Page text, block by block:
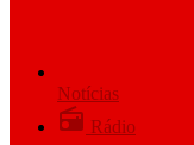
Notícias
Rádio